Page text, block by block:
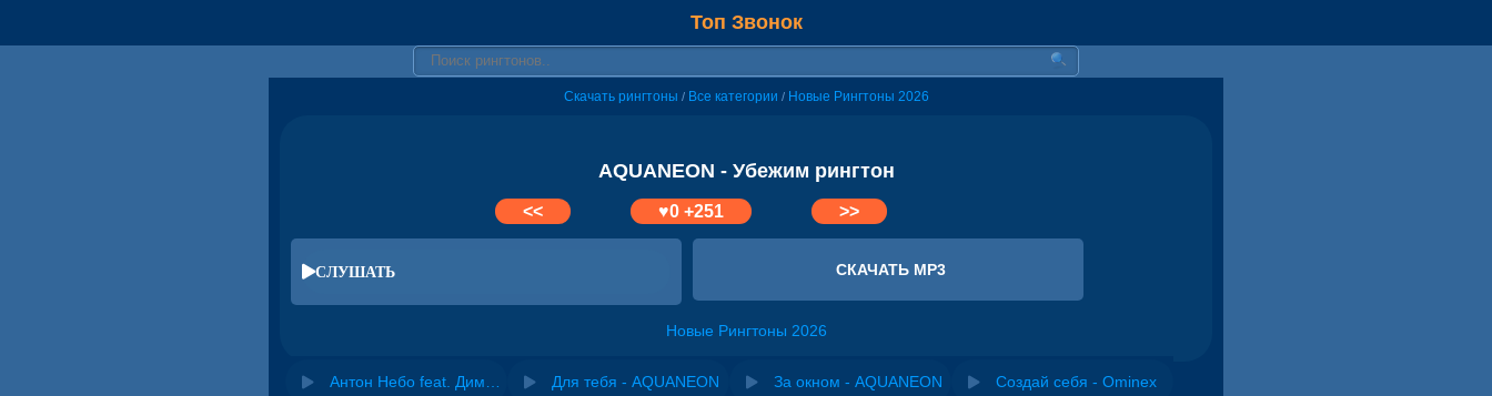
Топ Звонок
Скачать рингтоны / Все категории / Новые Рингтоны 2026
AQUANEON - Убежим рингтон
<< ♥0+251 >>
СЛУШАТЬ СКАЧАТЬ MP3
Новые Рингтоны 2026
Для тебя - AQUANEON За окном - AQUANEON Создай себя - Ominex